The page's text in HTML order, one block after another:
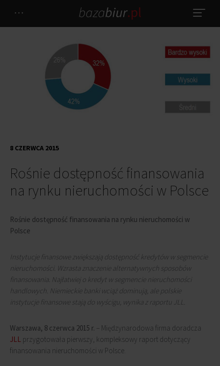
Rośnie dostępność finansowania
na rynku nieruchomości w Polsce
8 CZERWCA 2015
Rośnie dostępność finansowania na rynku nieruchomości w
Polsce
Instytucje finansowe zwiększają dostępność kredytów w segmencie
nieruchomości. Wzrasta znaczenie alternatywnych sposobów
finansowania. Najłatwiej o kredyt w segmencie nieruchomości
handlowych. Niemieckie banki wciąż dominują, ale polskie
instytucje finansowe stają do wyścigu, wynika z raportu JLL.
Warszawa, 8 czerwca 2015 r. – Międzynarodowa firma doradcza
JLL przygotowała pierwszy, kompleksowy raport dotyczący
finansowania nieruchomości w Polsce.